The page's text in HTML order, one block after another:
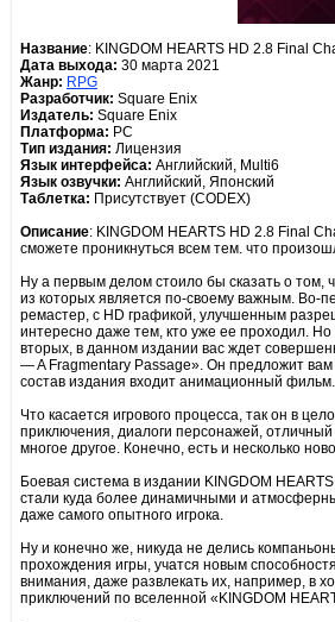
Название: KINGDOM HEARTS HD 2.8 Final
Дата выхода: 30 марта 2021
Жанр: RPG
Разработчик: Square Enix
Издатель: Square Enix
Платформа: PC
Тип издания: Лицензия
Язык интерфейса: Английский, Multi6
Язык озвучки: Английский, Японский
Таблетка: Присутствует (CODEX)
Описание: KINGDOM HEARTS HD 2.8 Final
сможете проникнуться всем тем. что
Ну а первым делом стоило бы сказать о том,
из которых является по-своему важным. Во-
ремастер, с HD графикой, улучшенным
интересно даже тем, кто уже ее проходил.
вторых, в данном издании вас ждет
— A Fragmentary Passage». Он предложит
состав издания входит анимационный фильм.
Что касается игрового процесса, так он в
приключения, диалоги персонажей,
многое другое. Конечно, есть и несколько
Боевая система в издании KINGDOM
стали куда более динамичными и
даже самого опытного игрока.
Ну и конечно же, никуда не делись
прохождения игры, учатся новым
внимания, даже развлекать их, например, в
приключений по вселенной «KINGDOM